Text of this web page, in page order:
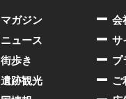
会
サ
プ
ご
マガジン
ニュース
街歩き
遺跡観光